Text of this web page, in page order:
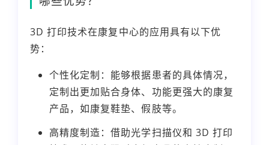
3D 打印技术在康复中心的应用具有以下优
势：
个性化定制：能够根据患者的具体情况，
定制出更加贴合身体、功能更强大的康复
产品，如康复鞋垫、假肢等。
高精度制造：借助光学扫描仪和 3D 打印